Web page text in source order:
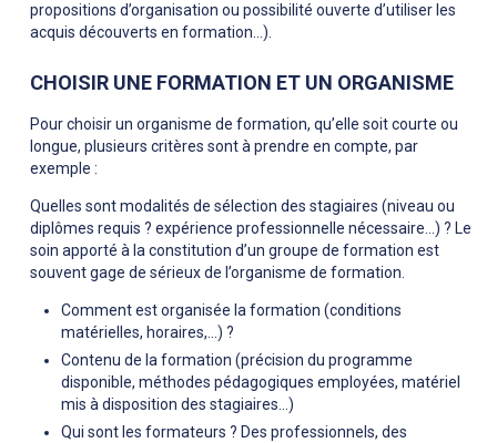
propositions d’organisation ou possibilité ouverte d’utiliser les
acquis découverts en formation…).
CHOISIR UNE FORMATION ET UN ORGANISME
Pour choisir un organisme de formation, qu’elle soit courte ou
longue, plusieurs critères sont à prendre en compte, par
exemple :
Quelles sont modalités de sélection des stagiaires (niveau ou
diplômes requis ? expérience professionnelle nécessaire…) ? Le
soin apporté à la constitution d’un groupe de formation est
souvent gage de sérieux de l’organisme de formation.
Comment est organisée la formation (conditions
matérielles, horaires,…) ?
Contenu de la formation (précision du programme
disponible, méthodes pédagogiques employées, matériel
mis à disposition des stagiaires…)
Qui sont les formateurs ? Des professionnels, des